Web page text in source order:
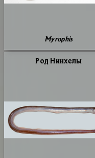
Myrophis
Род Нин­хе­лы